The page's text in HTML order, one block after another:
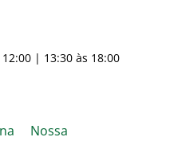
| 13:30 às 18:00
Nossa